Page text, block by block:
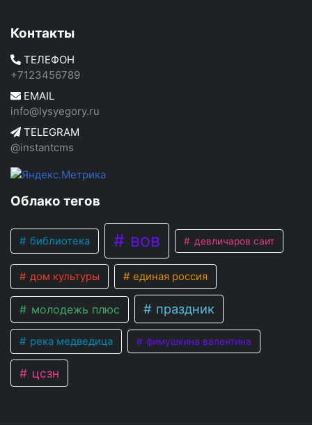
Контакты
ТЕЛЕФОН
+7123456789
EMAIL
info@lysyegory.ru
TELEGRAM
@instantcms
Облако тегов
библиотека вов девличаров саит
дом культуры единая россия
молодежь плюс праздник
река медведица фимушкина валентина
цсзн